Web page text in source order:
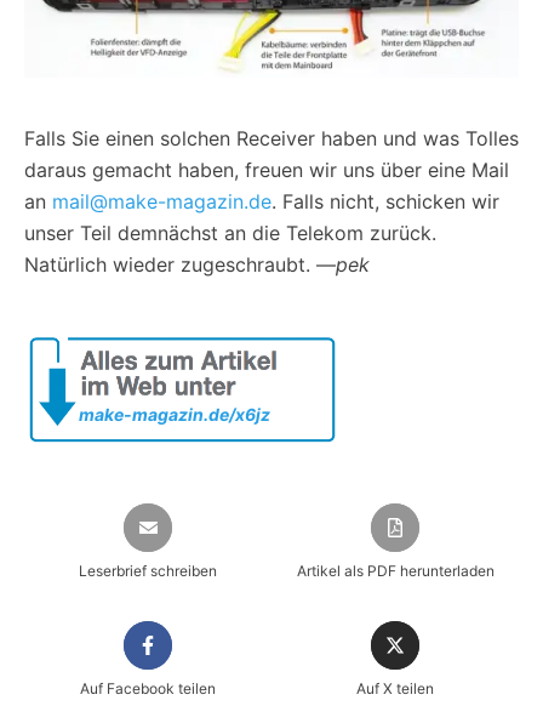
Falls Sie einen solchen Receiver haben und was Tolles
daraus gemacht haben, freuen wir uns über eine Mail
an mail@make-magazin.de. Falls nicht, schicken wir
unser Teil demnächst an die Telekom zurück.
Natürlich wieder zugeschraubt. —pek
make-magazin.de/x6jz
Leserbrief schreiben Artikel als PDF herunterladen
Auf Facebook teilen Auf X teilen